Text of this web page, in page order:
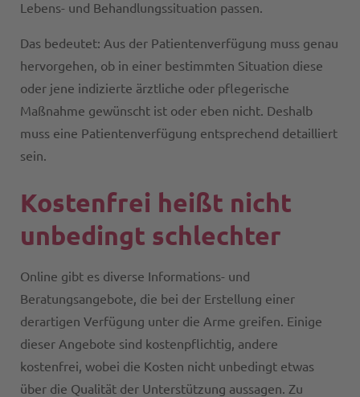
Lebens- und Behandlungssituation passen.
Das bedeutet: Aus der Patientenverfügung muss genau
hervorgehen, ob in einer bestimmten Situation diese
oder jene indizierte ärztliche oder pflegerische
Maßnahme gewünscht ist oder eben nicht. Deshalb
muss eine Patientenverfügung entsprechend detailliert
sein.
Kostenfrei heißt nicht
unbedingt schlechter
Online gibt es diverse Informations- und
Beratungsangebote, die bei der Erstellung einer
derartigen Verfügung unter die Arme greifen. Einige
dieser Angebote sind kostenpflichtig, andere
kostenfrei, wobei die Kosten nicht unbedingt etwas
über die Qualität der Unterstützung aussagen. Zu